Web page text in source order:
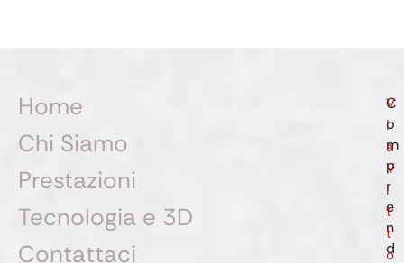
Home
Chi Siamo
Prestazioni
Tecnologia e 3D
Contattaci
C
o
m
p
r
e
n
d
V
i
a
V
i
t
t
o